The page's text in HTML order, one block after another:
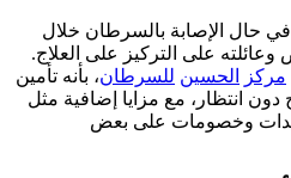
في حال الإصابة بالسرطان خلال
وعائلته على التركيز على العلاج.
مركز الحسين للسرطان، بأنه تأمين
دون انتظار، مع مزايا إضافية مثل
وخصومات على بعض